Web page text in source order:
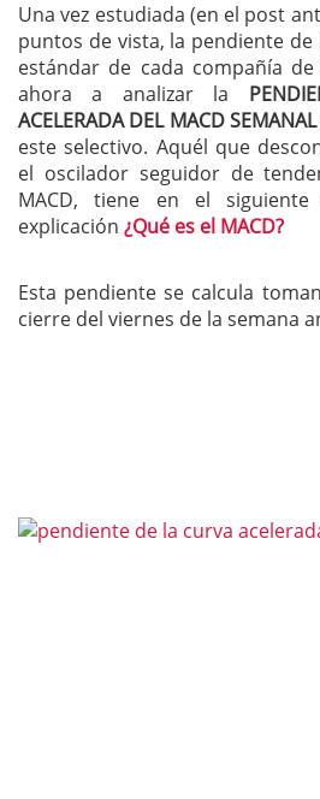
Una vez estudiada (en el post
puntos de vista, la pendiente de
estándar de cada compañía
ahora a analizar la
ACELERADA DEL MACD SEMANAL
este selectivo. Aquél que
el oscilador seguidor de
MACD, tiene en el
explicación ¿Qué es el MACD?
Esta pendiente se calcula
cierre del viernes de la semana